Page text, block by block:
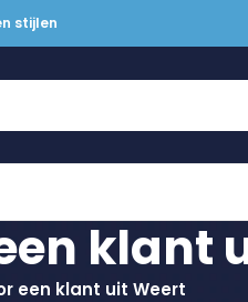
stijlen
klant
een klant uit Weert